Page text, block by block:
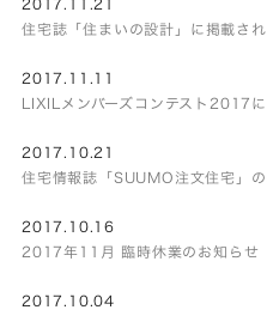
2017.11.21
住宅誌「住まいの設計」に掲載され
2017.11.11
LIXILメンバーズコンテスト2017に
2017.10.21
住宅情報誌「SUUMO注文住宅」
2017.10.16
2017年11月 臨時休業のお知らせ
2017.10.04